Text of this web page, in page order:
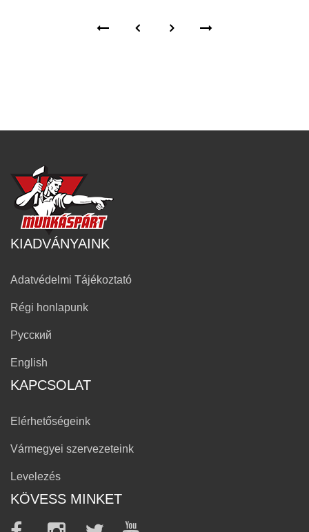
KIADVÁNYAINK
Adatvédelmi Tájékoztató
Régi honlapunk
Русский
English
KAPCSOLAT
Elérhetőségeink
Vármegyei szervezeteink
Levelezés
KÖVESS MINKET